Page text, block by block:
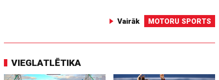
Vairāk MOTORU SPORTS
VIEGLATLĒTIKA